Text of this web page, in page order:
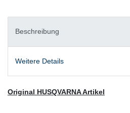
Beschreibung
Weitere Details
Original HUSQVARNA Artikel